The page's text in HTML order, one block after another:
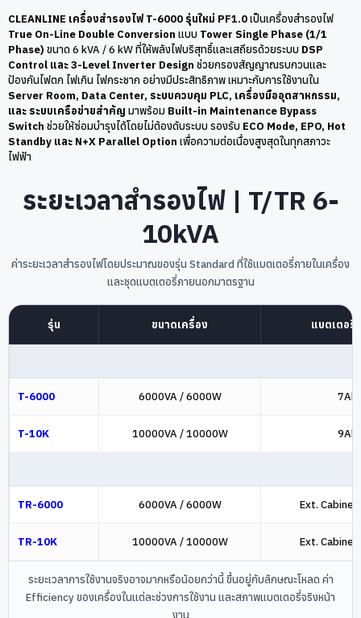
CLEANLINE เครื่องสำรองไฟ T-6000 รุ่นใหม่ PF1.0เป็นเครื่องสำรองไฟ
True On-Line Double Conversion แบบ Tower Single Phase (1/1
Phase) ขนาด 6 kVA / 6 kW ที่ให้พลังไฟบริสุทธิ์และเสถียรด้วยระบบ DSP
Control และ 3-Level Inverter Design ช่วยกรองสัญญาณรบกวนและ
ป้องกันไฟตก ไฟเกิน ไฟกระชาก อย่างมีประสิทธิภาพ เหมาะกับการใช้งานใน
Server Room, Data Center, ระบบควบคุม PLC, เครื่องมืออุตสาหกรรม,
และ ระบบเครือข่ายสำคัญ มาพร้อม Built-in Maintenance Bypass
Switch ช่วยให้ซ่อมบำรุงได้โดยไม่ต้องดับระบบ รองรับ ECO Mode, EPO, Hot
Standby และ N+X Parallel Option เพื่อความต่อเนื่องสูงสุดในทุกสภาวะ
ไฟฟ้า
ระยะเวลาสำรองไฟ | T/TR 6-
10kVA
ค่าระยะเวลาสำรองไฟโดยประมาณของรุ่น Standard ที่ใช้แบตเตอรี่ภายในเครื่อง
และชุดแบตเตอรี่ภายนอกมาตรฐาน
รุ่น ขนาดเครื่อง แบตเตอรี่
T-6000 6000VA / 6000W 7Ah
T-10K 10000VA / 10000W 9Ah
TR-6000 6000VA / 6000W Ext. Cabinet
TR-10K 10000VA / 10000W Ext. Cabinet
ระยะเวลาการใช้งานจริงอาจมากหรือน้อยกว่านี้ ขึ้นอยู่กับลักษณะโหลด ค่า
Efficiency ของเครื่องในแต่ละช่วงการใช้งาน และสภาพแบตเตอรี่จริงหน้า
งาน